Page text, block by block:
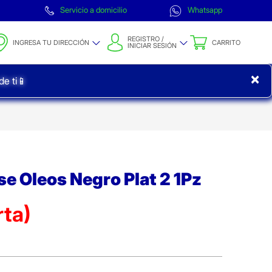
Servicio a domicilio Whatsapp
INGRESA TU DIRECCIÓN REGISTRO /
INICIAR SESIÓN CARRITO
ti📱 ×
Oleos Negro Plat 2 1Pz